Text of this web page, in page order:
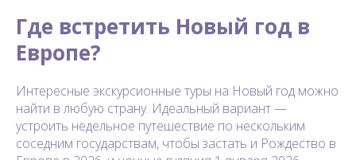
Где встретить Новый год в
Европе?
Интересные экскурсионные туры на Новый год можно
найти в любую страну. Идеальный вариант —
устроить недельное путешествие по нескольким
соседним государствам, чтобы застать и Рождество в